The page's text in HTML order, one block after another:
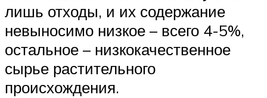
лишь отходы, и их содержание
невыносимо низкое – всего 4-5%,
остальное – низкокачественное
сырье растительного
происхождения.